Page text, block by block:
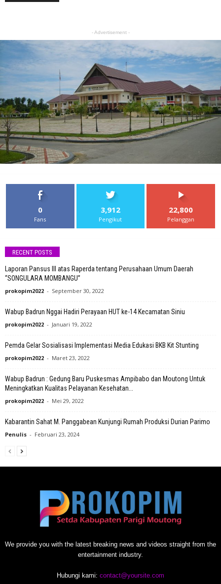
- Advertisement -
0
Fans
3,912
Pengikut
22,800
Pelanggan
RECENT POSTS
Laporan Pansus III atas Raperda tentang Perusahaan Umum Daerah
“SONGULARA MOMBANGU”
prokopim2022 - September 30, 2022
Wabup Badrun Nggai Hadiri Perayaan HUT ke-14 Kecamatan Siniu
prokopim2022 - Januari 19, 2022
Pemda Gelar Sosialisasi Implementasi Media Edukasi BKB Kit Stunting
prokopim2022 - Maret 23, 2022
Wabup Badrun : Gedung Baru Puskesmas Ampibabo dan Moutong Untuk
Meningkatkan Kualitas Pelayanan Kesehatan...
prokopim2022 - Mei 29, 2022
Kabarantin Sahat M. Panggabean Kunjungi Rumah Produksi Durian Parimo
Penulis - Februari 23, 2024
We provide you with the latest breaking news and videos straight from the
entertainment industry.
Hubungi kami: contact@yoursite.com